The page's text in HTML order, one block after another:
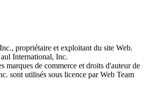
propriétaire et exploitant du site Web.
International, Inc.
marques de commerce et droits d'auteur de
sont utilisés sous licence par Web Team